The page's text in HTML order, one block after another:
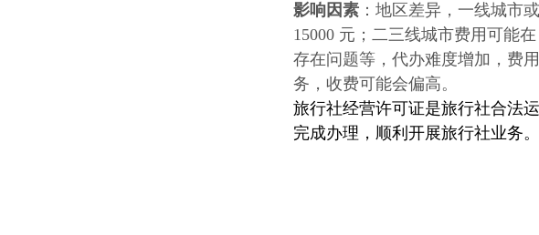
影响因素 ：地区差异，一线城市
15000 元；二三线城市费用可能
存在问题等，代办难度增加，费
务，收费可能会偏高。
旅行社经营许可证是旅行社合法
完成办理，顺利开展旅行社业务。